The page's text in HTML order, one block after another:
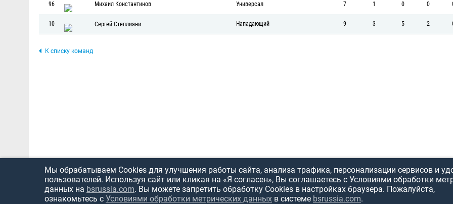
96 Михаил Константинов Универсал 7 1 0 0
10 Сергей Степлиани Нападающий 9 3 5 2
К списку команд
Мы обрабатываем Cookies для улучшения работы сайта, анализа трафика, персонализации сервисов и
пользователей. Используя сайт или кликая на «Я согласен», Вы соглашаетесь с Условиями обработки
данных на bsrussia.com. Вы можете запретить обработку Cookies в настройках браузера. Пожалуйста,
ознакомьтесь с Условиями обработки метрических данных в системе bsrussia.com.